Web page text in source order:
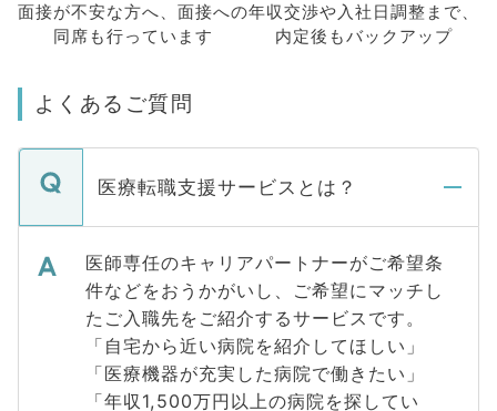
面接が不安な方へ、 面接への
同席も行っています
年収交渉や 入社日調整まで、
内定後もバックアップ
よくあるご質問
医療転職支援サービスとは？
医師専任のキャリアパートナーがご希望条
件などをおうかがいし、ご希望にマッチし
たご入職先をご紹介するサービスです。
「自宅から近い病院を紹介してほしい」
「医療機器が充実した病院で働きたい」
「年収1,500万円以上の病院を探してい